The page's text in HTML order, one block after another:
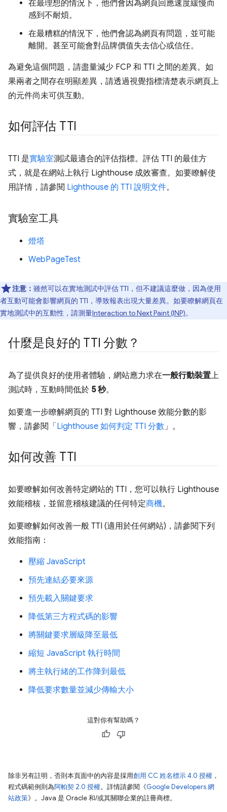
在最理想的情況下，他們會因為網頁回應速度緩慢而
感到不耐煩。
在最糟糕的情況下，他們會認為網頁有問題，並可能
離開。甚至可能會對品牌價值失去信心或信任。
為避免這個問題，請盡量減少 FCP 和 TTI 之間的差異。如
果兩者之間存在明顯差異，請透過視覺指標清楚表示網頁上
的元件尚未可供互動。
如何評估 TTI
TTI 是實驗室測試最適合的評估指標。評估 TTI 的最佳方
式，就是在網站上執行 Lighthouse 成效審查。如要瞭解使
用詳情，請參閱 Lighthouse 的 TTI 說明文件。
實驗室工具
燈塔
WebPageTest
注意： 雖然可以在實地測試中評估 TTI，但不建議這麼做，因為使用
者互動可能會影響網頁的 TTI，導致報表出現大量差異。如要瞭解網頁在
實地測試中的互動性，請測量Interaction to Next Paint (INP)。
什麼是良好的 TTI 分數？
為了提供良好的使用者體驗，網站應力求在一般行動裝置上
測試時，互動時間低於 5 秒。
如要進一步瞭解網頁的 TTI 對 Lighthouse 效能分數的影
響，請參閱「Lighthouse 如何判定 TTI 分數 」。
如何改善 TTI
如要瞭解如何改善特定網站的 TTI，您可以執行 Lighthouse
效能稽核，並留意稽核建議的任何特定商機。
如要瞭解如何改善一般 TTI (適用於任何網站)，請參閱下列
效能指南：
壓縮 JavaScript
預先連結必要來源
預先載入關鍵要求
降低第三方程式碼的影響
將關鍵要求層級降至最低
縮短 JavaScript 執行時間
將主執行緒的工作降到最低
降低要求數量並減少傳輸大小
這對你有幫助嗎？
除非另有註明，否則本頁面中的內容是採用創用 CC 姓名標示 4.0 授權 ，
程式碼範例則為阿帕契 2.0 授權。詳情請參閱《Google Developers 網
站政策》。Java 是 Oracle 和/或其關聯企業的註冊商標。